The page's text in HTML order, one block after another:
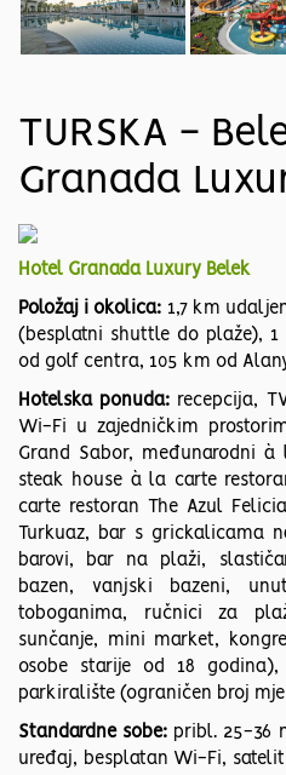
TURSKA -
Granada
Hotel Granada Luxury Belek
Položaj i okolica: 1,7 km
(besplatni shuttle do plaže),
od golf centra, 105 km od
Hotelska ponuda: recepcija,
Wi-Fi u zajedničkim
Grand Sabor, međunarodni à
steak house à la carte
carte restoran The Azul
Turkuaz, bar s grickalicama
barovi, bar na plaži,
bazen, vanjski bazeni,
toboganima, ručnici za
sunčanje, mini market,
osobe starije od 18 godina),
parkiralište (ograničen broj
Standardne sobe: pribl. 25-36
uređaj, besplatan Wi-Fi,